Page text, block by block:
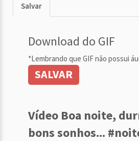
Salvar
Download do GIF
*Lembrando que GIF não possui
SALVAR
Vídeo Boa noite,
bons sonhos...